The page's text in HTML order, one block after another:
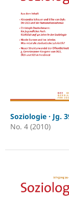
Soziologie · Jg.
No. 4 (2010)